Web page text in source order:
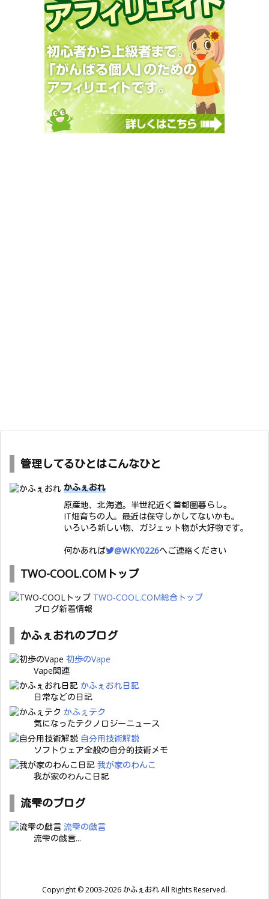
管理してるひとはこんなひと
かふぇおれ
原産地、北海道。半世紀近く首都圏暮らし。
IT畑育ちの人。最近は保守しかしてないかも。
いろいろ新しい物、ガジェット物が大好物です。
何かあれば
@WKY0226へご連絡ください
TWO-COOL.COMトップ
TWO-COOL.COM総合トップ
ブログ新着情報
かふぇおれのブログ
初歩のVape
Vape関連
かふぇおれ日記
日常などの日記
かふぇテク
気になったテクノロジーニュース
自分用技術解説
ソフトウェア全般の自分的技術メモ
我が家のわんこ
我が家のわんこ日記
流雫のブログ
流雫の戯言
流雫の戯言...
Copyright ©2003-2026 かふぇおれAll Rights Reserved.